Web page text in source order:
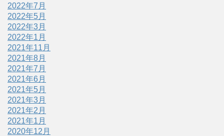
2022年7月
2022年5月
2022年3月
2022年1月
2021年11月
2021年8月
2021年7月
2021年6月
2021年5月
2021年3月
2021年2月
2021年1月
2020年12月